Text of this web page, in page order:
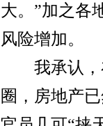
大。”加之各
风险增加。
我承认，在
圈，房地产